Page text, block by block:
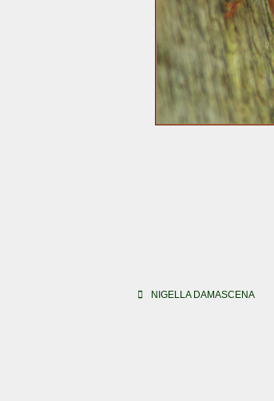
NIGELLA DAMASCENA